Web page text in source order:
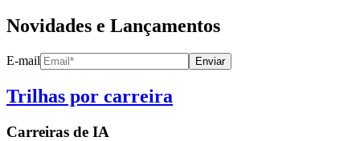
Novidades e Lançamentos
E-mail Enviar
Trilhas por carreira
Carreiras de IA